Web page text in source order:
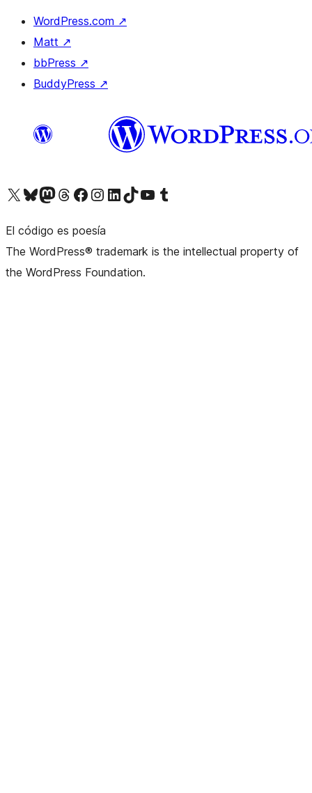
WordPress.com ↗
Matt ↗
bbPress ↗
BuddyPress ↗
Visita nuestra cuenta de X (anteriormente Twitter)
Visita nuestra cuenta de Bluesky
Visita nuestra cuenta de Mastodon
Visita nuestra cuenta de Threads
Visita nuestra página de Facebook
Visita nuestra cuenta de Instagram
Visita nuestra cuenta de LinkedIn
Visita nuestra cuenta de TikTok
Visita nuestro canal de YouTube
Visita nuestra cuenta de Tumblr
El código es poesía
The WordPress® trademark is the intellectual property of
the WordPress Foundation.